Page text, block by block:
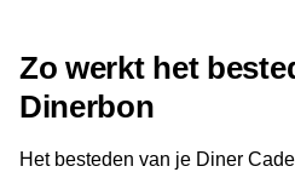
buurt, bijvoorbeeld in Brussel,
De ontvanger kiest zelf waar en
van deze culinaire ervaring. Zo
niet alleen een diner, maar een
Zo werkt het
Dinerbon
Het besteden van je Diner